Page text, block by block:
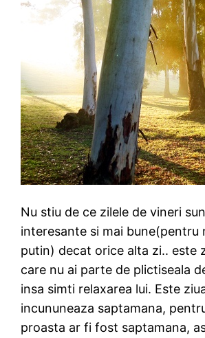
Nu stiu de ce zilele de vineri
interesante si mai bune(pentru
putin) decat orice alta zi.. este
care nu ai parte de plictiseala
insa simti relaxarea lui. Este
incununeaza saptamana,
proasta ar fi fost saptamana,